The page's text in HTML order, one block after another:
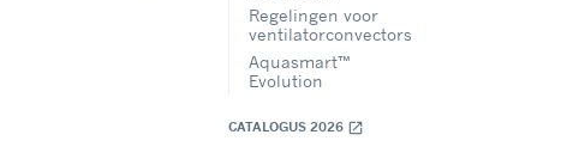
Regelingen voor
ventilatorconvectors
Aquasmart™
Evolution
CATALOGUS 2026 open_in_new